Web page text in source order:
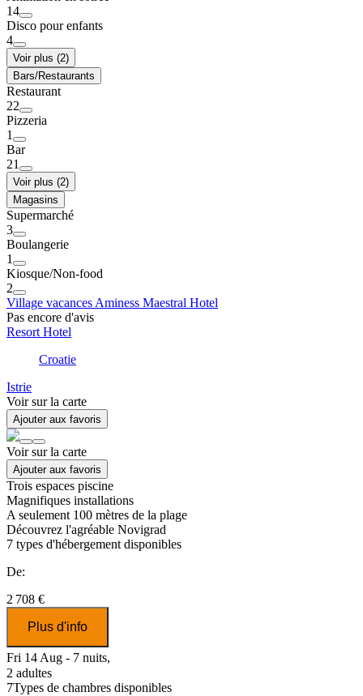
14
Disco pour enfants
4
Voir plus (2)
Bars/Restaurants
Restaurant
22
Pizzeria
1
Bar
21
Voir plus (2)
Magasins
Supermarché
3
Boulangerie
1
Kiosque/Non-food
2
Village vacances Aminess Maestral Hotel
Pas encore d'avis
Resort Hotel
Croatie
Istrie
Voir sur la carte
Ajouter aux favoris
Voir sur la carte
Ajouter aux favoris
Trois espaces piscine
Magnifiques installations
A seulement 100 mètres de la plage
Découvrez l'agréable Novigrad
7 types d'hébergement disponibles
De:
2 708 €
Plus d'info
Fri 14 Aug - 7 nuits,
2 adultes
7Types de chambres disponibles